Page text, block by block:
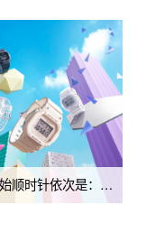
从上面开始顺时针依次是：BGD-565-1、BGD-565-7、BGD-565-4、BGD-565S-7